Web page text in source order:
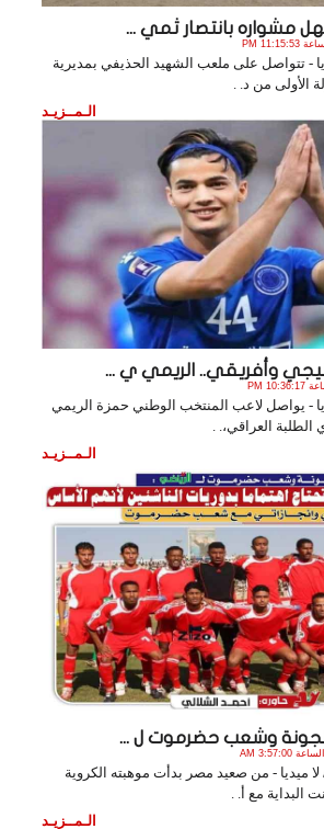
مشواره بانتصار ثمي ...
- تتواصل على ملعب الشهيد الحذيفي بمديرية
الأولى من د. .
الـمــزيـد
وأفريقي.. الريمي ي ...
- يواصل لاعب المنتخب الوطني حمزة الريمي
العراقي،. .
الـمــزيـد
الجونة وشعب حضرموت ل ...
ميديا - من صعيد مصر بدأت موهبته الكروية
البداية مع أ. .
الـمــزيـد